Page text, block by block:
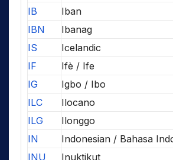
IB
Iban
IBN
Ibanag
IS
Icelandic
IF
Ifè / Ife
IG
Igbo / Ibo
ILC
Ilocano
ILG
Ilonggo
IN
Indonesian / Bahasa
INU
Inuktikut